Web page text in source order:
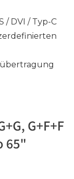
/ DVI / Typ-C